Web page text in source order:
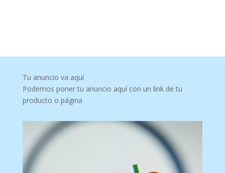
Tu anuncio va aquí
Podemos poner tu anuncio aquí con un link de tu
producto o página